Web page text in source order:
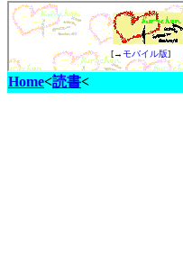
Home<読書<